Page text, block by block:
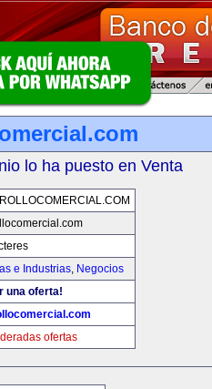
lo ha puesto en Venta
e Industrias, Negocios
una oferta!
ofertas